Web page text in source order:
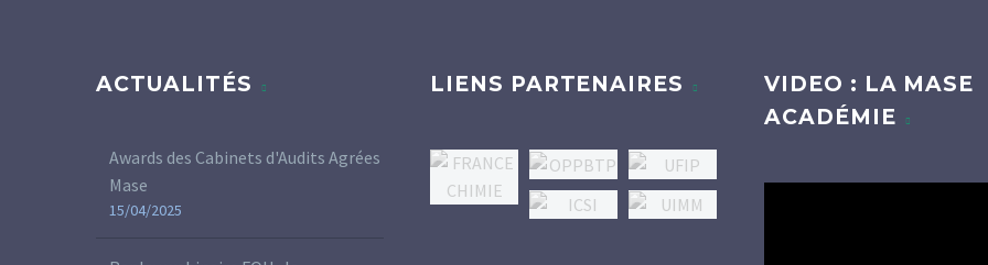
ACTUALITÉS
Awards des Cabinets d'Audits Agrées
Mase
15/04/2025
LIENS PARTENAIRES
VIDEO : LA MASE
ACADÉMIE